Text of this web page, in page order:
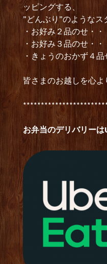
ッピングする、
”どんぶり”のようなス
・お好み２品のせ・・
・お好み３品のせ・・
・きょうのおかず４
皆さまのお越しを心
お弁当のデリバリーは